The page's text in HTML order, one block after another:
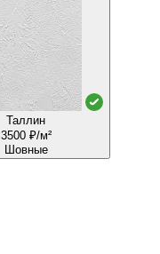
Таллин
3500 ₽/м²
Шовные